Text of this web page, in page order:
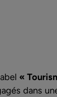
«
dans